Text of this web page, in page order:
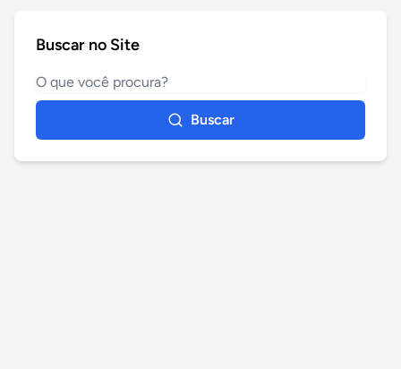
Buscar no Site
Buscar